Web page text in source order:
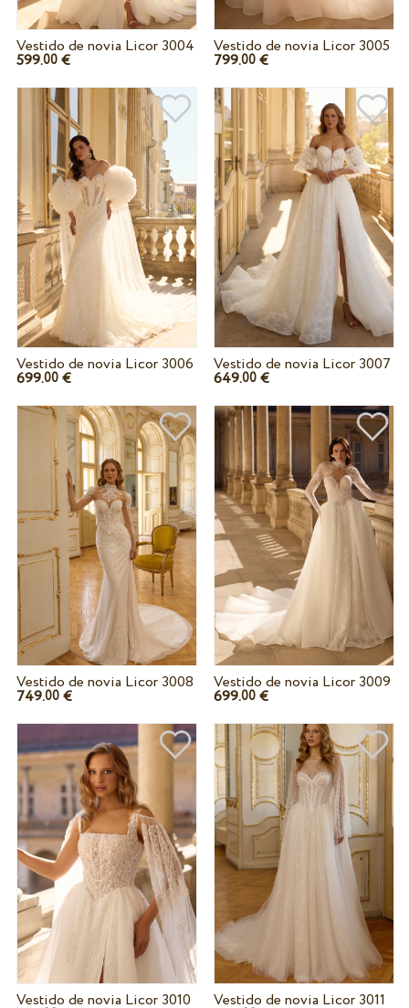
Vestido de novia Licor 3004
599.00€
Vestido de novia Licor 3005
799.00 €
Vestido de novia Licor 3006
699.00€
Vestido de novia Licor 3007
649.00 €
Vestido de novia Licor 3008
749.00€
Vestido de novia Licor 3009
699.00 €
Vestido de novia Licor 3010 Vestido de novia Licor 3011